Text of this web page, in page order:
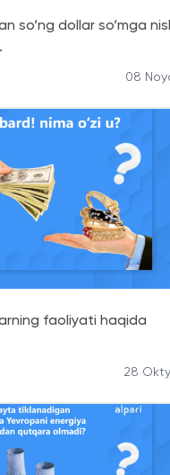
so‘ng dollar so‘mga
08
faoliyati haqida
28